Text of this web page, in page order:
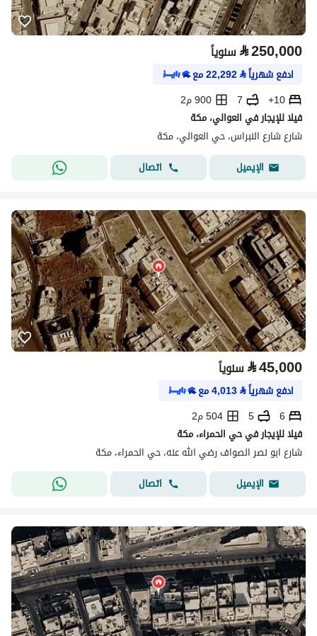
⃁250,000 سنوياً
ادفع شهرياً⃁
22,292مع
10+
7
900 م2
فيلا للإيجار في العوالي، مكة
شارع شارع النبراس، حي العوالي، مكة
الإيميل
اتصال
⃁45,000 سنوياً
ادفع شهرياً⃁
4,013مع
6
5
504 م2
فيلا للإيجار في حي الحمراء، مكة
شارع ابو نصر الصواف رضي الله عنه، حي الحمراء، مكة
الإيميل
اتصال